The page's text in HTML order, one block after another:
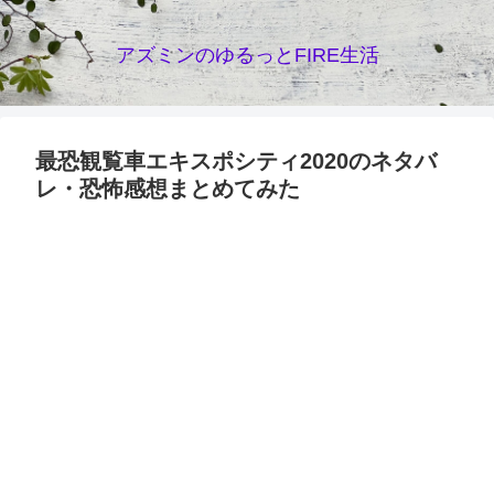
アズミンのゆるっとFIRE生活
最恐観覧車エキスポシティ2020のネタバ
レ・恐怖感想まとめてみた